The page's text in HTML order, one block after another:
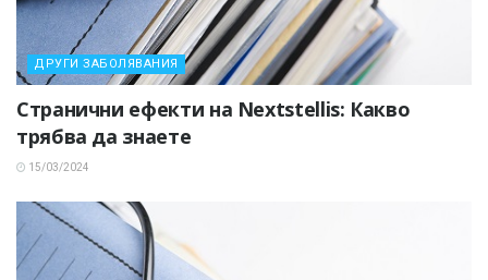
ДРУГИ ЗАБОЛЯВАНИЯ
Странични ефекти на Nextstellis: Какво
трябва да знаете
15/03/2024